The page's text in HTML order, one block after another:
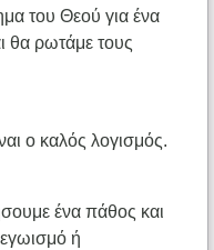
του Θεού για ένα
θα ρωτάμε τους
ο καλός λογισμός.
ένα πάθος και
εγωισμό ή